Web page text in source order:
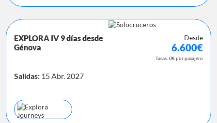
EXPLORA IV 9 días desde
Génova
Desde
6.600€
Tasas: 0€ por pasajero
Salidas: 15 Abr. 2027